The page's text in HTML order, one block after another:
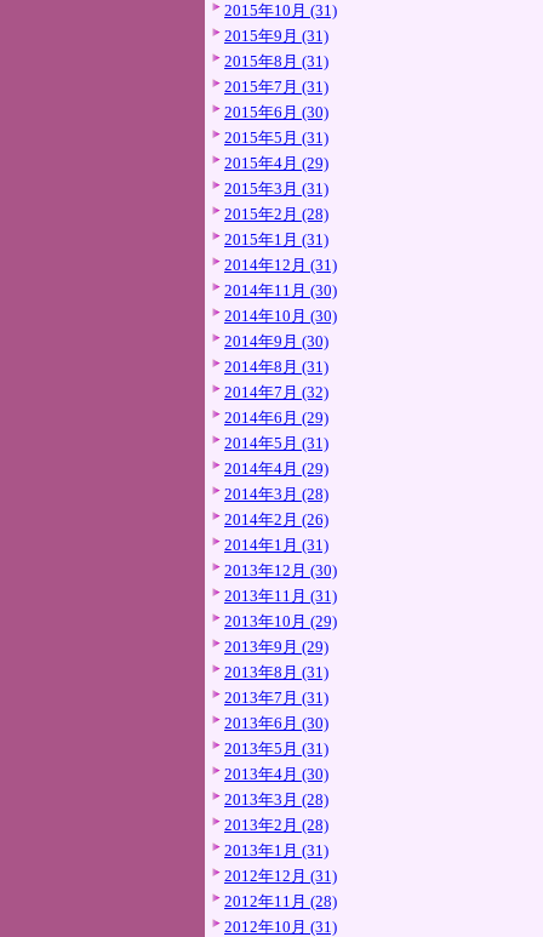
2015年10月 (31)
2015年9月 (31)
2015年8月 (31)
2015年7月 (31)
2015年6月 (30)
2015年5月 (31)
2015年4月 (29)
2015年3月 (31)
2015年2月 (28)
2015年1月 (31)
2014年12月 (31)
2014年11月 (30)
2014年10月 (30)
2014年9月 (30)
2014年8月 (31)
2014年7月 (32)
2014年6月 (29)
2014年5月 (31)
2014年4月 (29)
2014年3月 (28)
2014年2月 (26)
2014年1月 (31)
2013年12月 (30)
2013年11月 (31)
2013年10月 (29)
2013年9月 (29)
2013年8月 (31)
2013年7月 (31)
2013年6月 (30)
2013年5月 (31)
2013年4月 (30)
2013年3月 (28)
2013年2月 (28)
2013年1月 (31)
2012年12月 (31)
2012年11月 (28)
2012年10月 (31)